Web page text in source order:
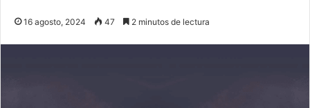
16 agosto, 2024 47 2 minutos de lectura